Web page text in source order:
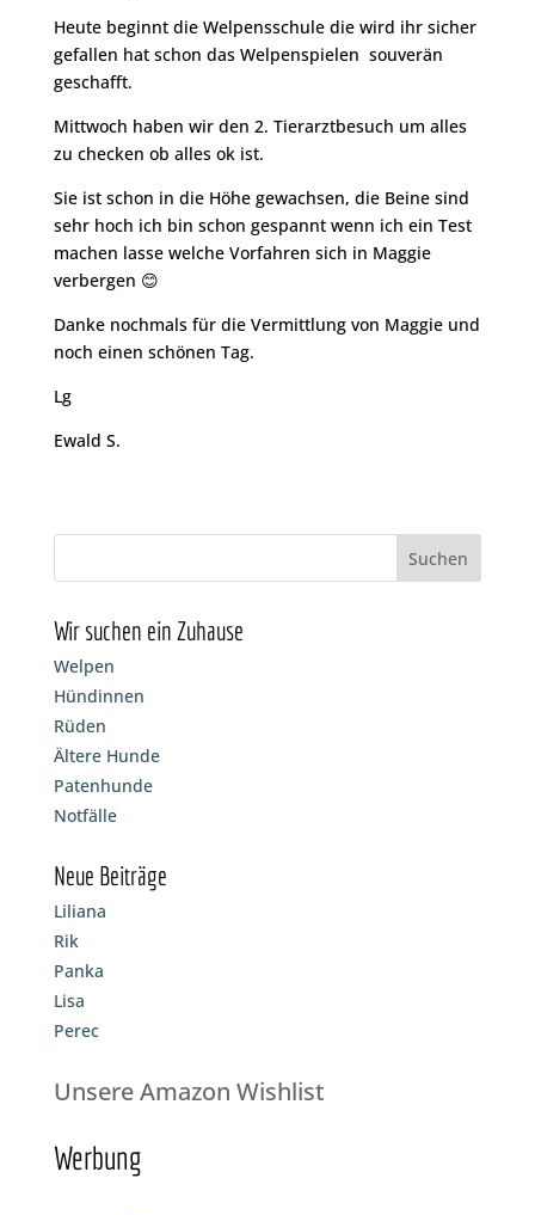
Heute beginnt die Welpensschule die wird ihr sicher
gefallen hat schon das Welpenspielen souverän
geschafft.
Mittwoch haben wir den 2. Tierarztbesuch um alles
zu checken ob alles ok ist.
Sie ist schon in die Höhe gewachsen, die Beine sind
sehr hoch ich bin schon gespannt wenn ich ein Test
machen lasse welche Vorfahren sich in Maggie
verbergen 😊
Danke nochmals für die Vermittlung von Maggie und
noch einen schönen Tag.
Lg
Ewald S.
Wir suchen ein Zuhause
Welpen
Hündinnen
Rüden
Ältere Hunde
Patenhunde
Notfälle
Neue Beiträge
Liliana
Rik
Panka
Lisa
Perec
Unsere Amazon Wishlist
Werbung